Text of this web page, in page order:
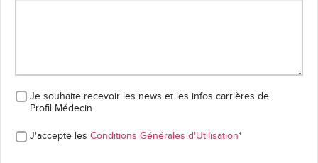
Je souhaite recevoir les news et les infos carrières de
Profil Médecin
J'accepte les Conditions Générales d'Utilisation*